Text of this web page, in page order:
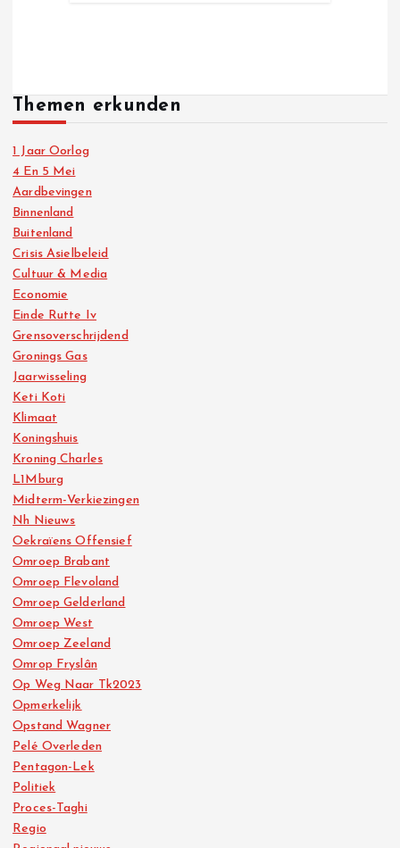
Themen erkunden
1 Jaar Oorlog
4 En 5 Mei
Aardbevingen
Binnenland
Buitenland
Crisis Asielbeleid
Cultuur & Media
Economie
Einde Rutte Iv
Grensoverschrijdend
Gronings Gas
Jaarwisseling
Keti Koti
Klimaat
Koningshuis
Kroning Charles
L1Mburg
Midterm-Verkiezingen
Nh Nieuws
Oekraïens Offensief
Omroep Brabant
Omroep Flevoland
Omroep Gelderland
Omroep West
Omroep Zeeland
Omrop Fryslân
Op Weg Naar Tk2023
Opmerkelijk
Opstand Wagner
Pelé Overleden
Pentagon-Lek
Politiek
Proces-Taghi
Regio